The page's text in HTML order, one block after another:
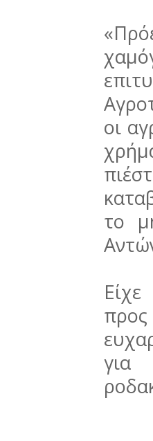
οι
το
για